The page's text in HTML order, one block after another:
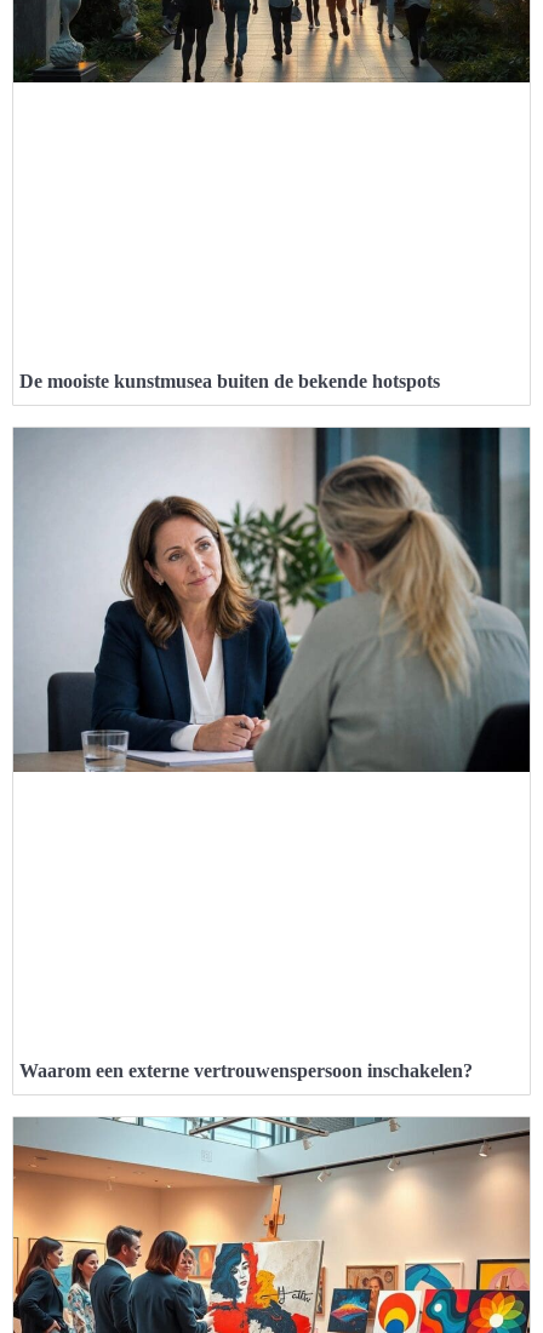
De mooiste kunstmusea buiten de bekende hotspots
Waarom een externe vertrouwenspersoon inschakelen?